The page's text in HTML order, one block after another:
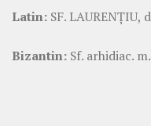
Latin: SF. LAURENŢIU,
Bizantin: Sf. arhidiac.